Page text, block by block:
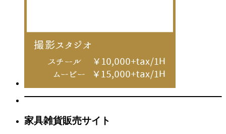
家具雑貨販売サイト